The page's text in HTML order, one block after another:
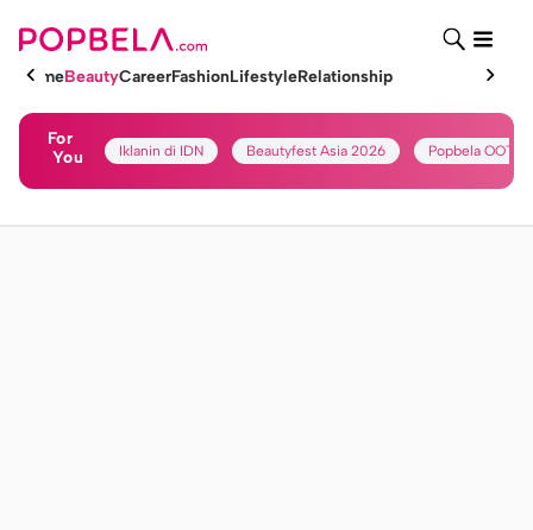
HomeBeautyCareerFashionLifestyleRelationship
For
You
Iklanin di IDN Beautyfest Asia 2026 Popbela OOTD